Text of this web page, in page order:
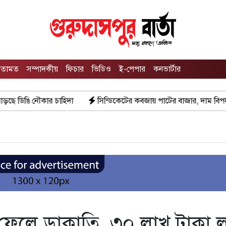
সম্পাদকীয় ফিচার ভিডিও ই-পেপার কনভার্টার
সিন্ডিকেটের কবজায় পাটের বাজার, দাম বিপর্যয়ে চাষীদের ক্ষোভ